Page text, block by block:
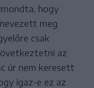
hogy
meg
csak
az
úr nem keresett
igaz-e ez az